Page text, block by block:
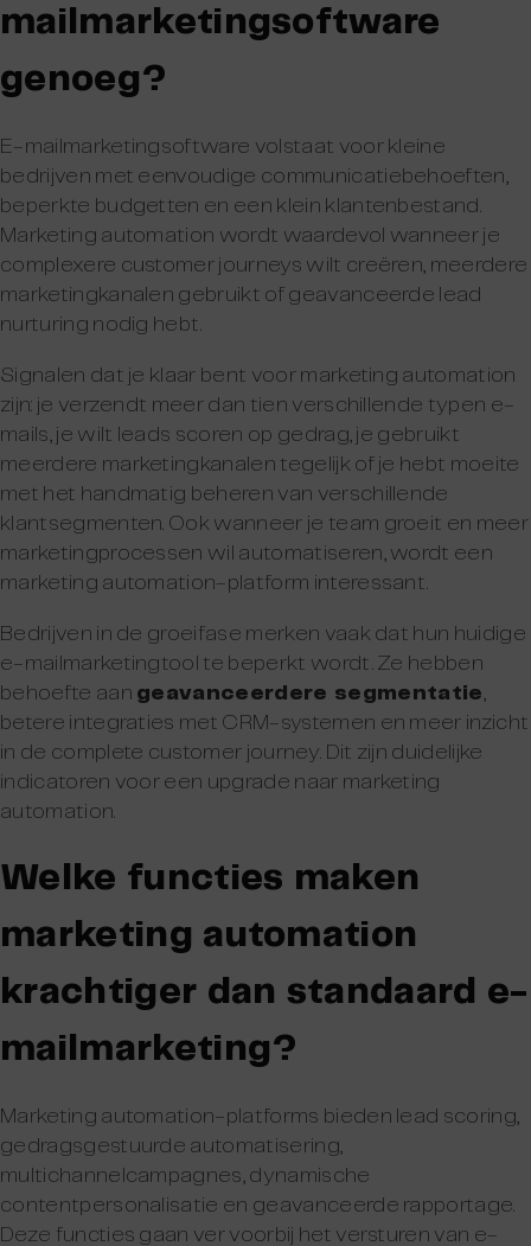
mailmarketingsoftware
genoeg?
E-mailmarketingsoftware volstaat voor kleine
bedrijven met eenvoudige communicatiebehoeften,
beperkte budgetten en een klein klantenbestand.
Marketing automation wordt waardevol wanneer je
complexere customer journeys wilt creëren, meerdere
marketingkanalen gebruikt of geavanceerde lead
nurturing nodig hebt.
Signalen dat je klaar bent voor marketing automation
zijn: je verzendt meer dan tien verschillende typen e-
mails, je wilt leads scoren op gedrag, je gebruikt
meerdere marketingkanalen tegelijk of je hebt moeite
met het handmatig beheren van verschillende
klantsegmenten. Ook wanneer je team groeit en meer
marketingprocessen wil automatiseren, wordt een
marketing automation-platform interessant.
Bedrijven in de groeifase merken vaak dat hun huidige
e-mailmarketingtool te beperkt wordt. Ze hebben
behoefte aan geavanceerdere segmentatie,
betere integraties met CRM-systemen en meer inzicht
in de complete customer journey. Dit zijn duidelijke
indicatoren voor een upgrade naar marketing
automation.
Welke functies maken
marketing automation
krachtiger dan standaard e-
mailmarketing?
Marketing automation-platforms bieden lead scoring,
gedragsgestuurde automatisering,
multichannelcampagnes, dynamische
contentpersonalisatie en geavanceerde rapportage.
Deze functies gaan ver voorbij het versturen van e-